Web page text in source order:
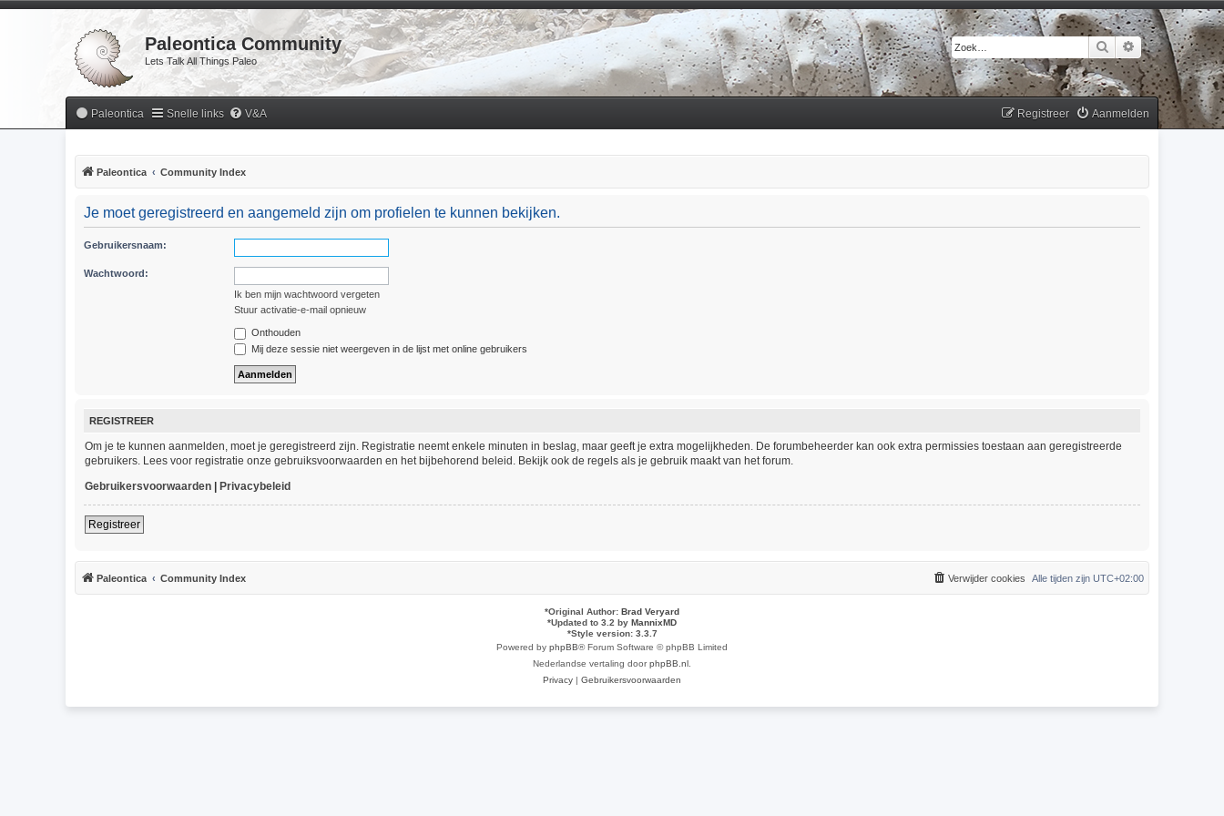
Paleontica Community
Lets Talk All Things Paleo
Zoek Uitgebreid
Paleontica Snelle links V&A Aanmelden
Registreer
Paleontica Community Index
Je moet geregistreerd en aangemeld zijn om profielen te kunnen bekijken.
Gebruikersnaam:
Wachtwoord:
Ik ben mijn wachtwoord vergeten
Stuur activatie-e-mail opnieuw
Onthouden
Mij deze sessie niet weergeven in de lijst met online gebruikers
REGISTREER
Om je te kunnen aanmelden, moet je geregistreerd zijn. Registratie neemt enkele minuten in beslag, maar geeft je extra mogelijkheden. De forumbeheerder kan ook extra permissies toestaan aan geregistreerde
gebruikers. Lees voor registratie onze gebruiksvoorwaarden en het bijbehorend beleid. Bekijk ook de regels als je gebruik maakt van het forum.
Gebruikersvoorwaarden | Privacybeleid
Registreer
Paleontica Community Index Alle tijden zijn UTC+02:00
Verwijder cookies
*Original Author: Brad Veryard
*Updated to 3.2 by MannixMD
*Style version: 3.3.7
Powered by phpBB® Forum Software © phpBB Limited
Nederlandse vertaling doorphpBB.nl
Privacy | Gebruikersvoorwaarden